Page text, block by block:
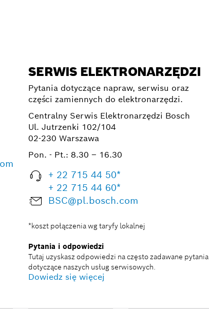
SERWIS ELEKTRONARZĘDZI
Pytania dotyczące napraw, serwisu oraz
części zamiennych do elektronarzędzi.
Centralny Serwis Elektronarzędzi Bosch
Ul. Jutrzenki 102/104
02-230 Warszawa
Pon. - Pt.: 8.30 – 16.30
+ 22 715 44 50*
+ 22 715 44 60*
BSC@pl.bosch.com
*koszt połączenia wg taryfy lokalnej
Pytania i odpowiedzi
Tutaj uzyskasz odpowiedzi na często zadawane pytania
dotyczące naszych usług serwisowych.
Dowiedz się więcej